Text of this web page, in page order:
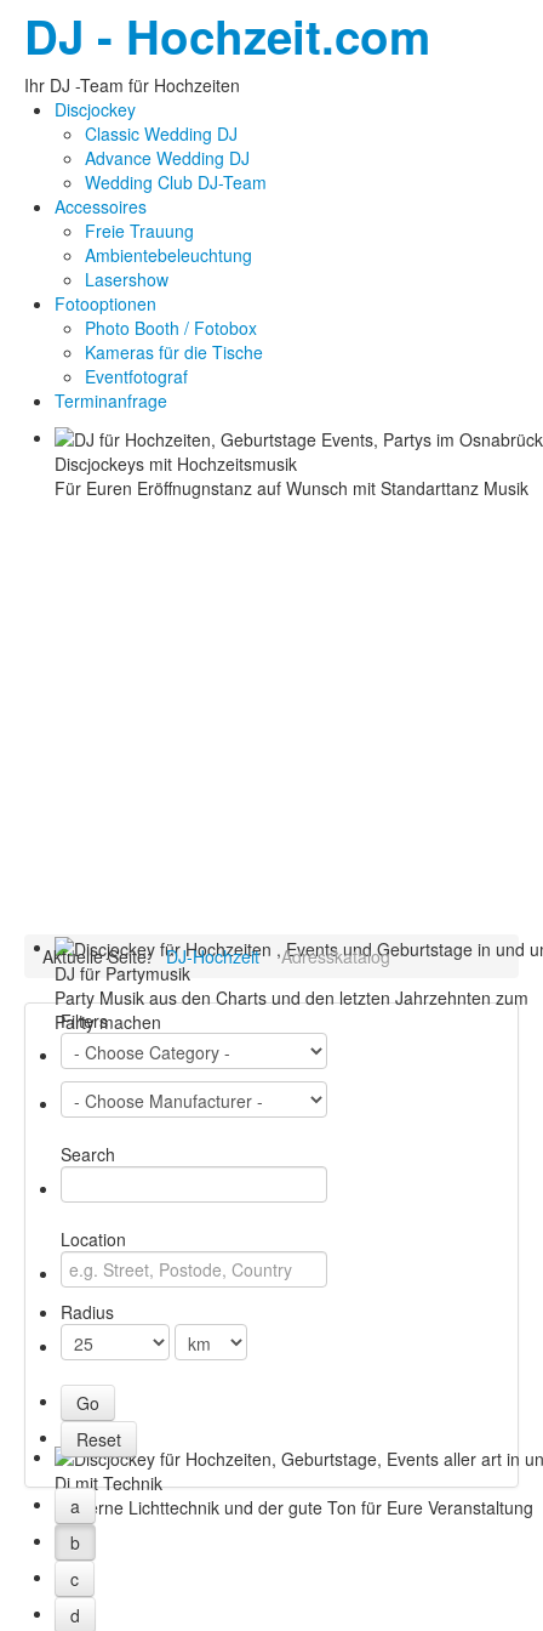
DJ - Hochzeit.com
Ihr DJ -Team für Hochzeiten
Discjockey
Classic Wedding DJ
Advance Wedding DJ
Wedding Club DJ-Team
Accessoires
Freie Trauung
Ambientebeleuchtung
Lasershow
Fotooptionen
Photo Booth / Fotobox
Kameras für die Tische
Eventfotograf
Terminanfrage
Discjockeys mit Hochzeitsmusik
Für Euren Eröffnugnstanz auf Wunsch mit Standarttanz Musik
DJ für Partymusik
Party Musik aus den Charts und den letzten Jahrzehnten zum
Party machen
Dj mit Technik
Moderne Lichttechnik und der gute Ton für Eure Veranstaltung
Aktuelle Seite: DJ-Hochzeit Adresskatalog
Filters
Search
Location
Radius
a
b
c
d